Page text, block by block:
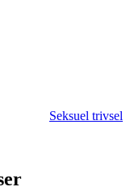
Seksuel trivsel